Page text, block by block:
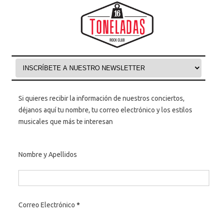
Skip to content
Si quieres recibir la información de nuestros conciertos,
déjanos aquí tu nombre, tu correo electrónico y los estilos
musicales que más te interesan
Nombre y Apellidos
Correo Electrónico *